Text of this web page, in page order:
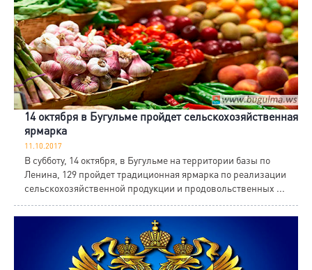
14 октября в Бугульме пройдет сельскохозяйственная
ярмарка
11.10.2017
В субботу, 14 октября, в Бугульме на территории базы по
Ленина, 129 пройдет традиционная ярмарка по реализации
сельскохозяйственной продукции и продовольственных ...